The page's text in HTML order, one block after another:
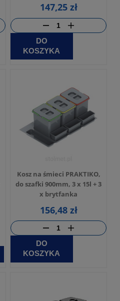
147,25 zł
DO
KOSZYKA
Kosz na śmieci PRAKTIKO,
do szafki 900mm, 3 x 15l + 3
x brytfanka
156,48 zł
DO
KOSZYKA